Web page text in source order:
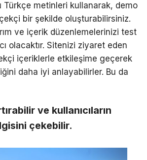
Türkçe metinleri kullanarak, demo
bir şekilde oluşturabilirsiniz.
ve içerik düzenlemelerinizi test
olacaktır. Sitenizi ziyaret eden
içeriklerle etkileşime geçerek
daha iyi anlayabilirler. Bu da
ve kullanıcıların
çekebilir.